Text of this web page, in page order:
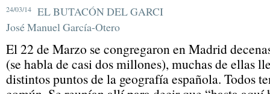
24/03/14
EL BUTACÓN DEL GARCI
José Manuel García-Otero
El 22 de Marzo se congregaron en Madrid
(se habla de casi dos millones), muchas de ellas
distintos puntos de la geografía española. Todos